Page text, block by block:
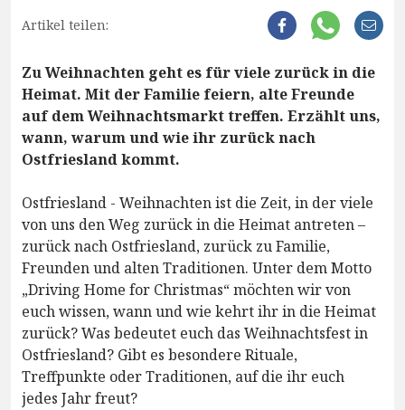
Artikel teilen:
Zu Weihnachten geht es für viele zurück in die
Heimat. Mit der Familie feiern, alte Freunde
auf dem Weihnachtsmarkt treffen. Erzählt uns,
wann, warum und wie ihr zurück nach
Ostfriesland kommt.
Ostfriesland - Weihnachten ist die Zeit, in der viele
von uns den Weg zurück in die Heimat antreten –
zurück nach Ostfriesland, zurück zu Familie,
Freunden und alten Traditionen. Unter dem Motto
„Driving Home for Christmas“ möchten wir von
euch wissen, wann und wie kehrt ihr in die Heimat
zurück? Was bedeutet euch das Weihnachtsfest in
Ostfriesland? Gibt es besondere Rituale,
Treffpunkte oder Traditionen, auf die ihr euch
jedes Jahr freut?